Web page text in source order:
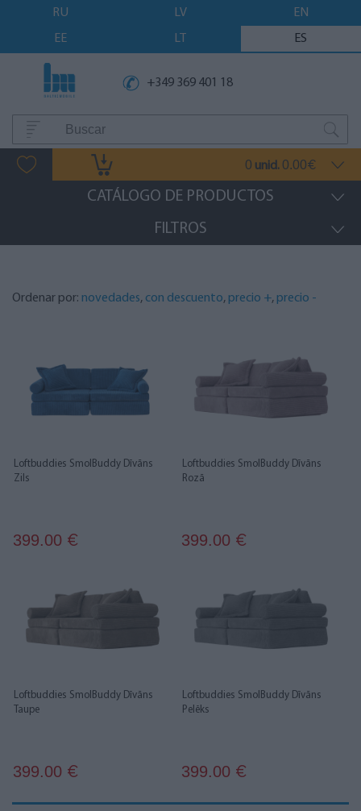
RU LV
EN
EE
LT ES
+349 369 401 18
0 unid. 0.00€
CATÁLOGO DE PRODUCTOS
FILTROS
Ordenar por: novedades, con descuento, precio +, precio -
Loftbuddies SmolBuddy Dīvāns
Zils
399.00 €
Loftbuddies SmolBuddy Dīvāns
Rozā
399.00 €
Loftbuddies SmolBuddy Dīvāns
Taupe
399.00 €
Loftbuddies SmolBuddy Dīvāns
Pelēks
399.00 €